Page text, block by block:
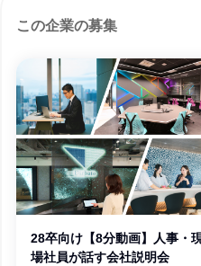
この企業の募集
28卒向け【8分動画】人事・
場社員が話す会社説明会